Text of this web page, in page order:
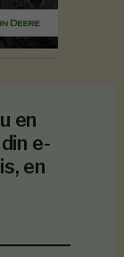
en
e-
en